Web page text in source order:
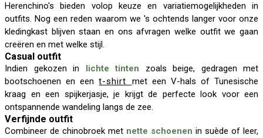
Herenchino's bieden volop keuze en variatiemogelijkheden in
outfits. Nog een reden waarom we 's ochtends langer voor onze
kledingkast blijven staan en ons afvragen welke outfit we gaan
creëren en met welke stijl.
Casual outfit
Indien gekozen in lichte tinten zoals beige, gedragen met
bootschoenen en eent-shirt met een V-hals of Tunesische
kraag en een spijkerjasje, je krijgt de perfecte look voor een
ontspannende wandeling langs de zee.
Verfijnde outfit
Combineer de chinobroek met nette schoenen in suède of leer,